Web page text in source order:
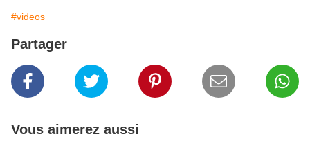
#videos
Partager
Vous aimerez aussi